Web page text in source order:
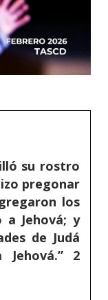
su rostro
pregonar
los
a Jehová; y
de Judá
2